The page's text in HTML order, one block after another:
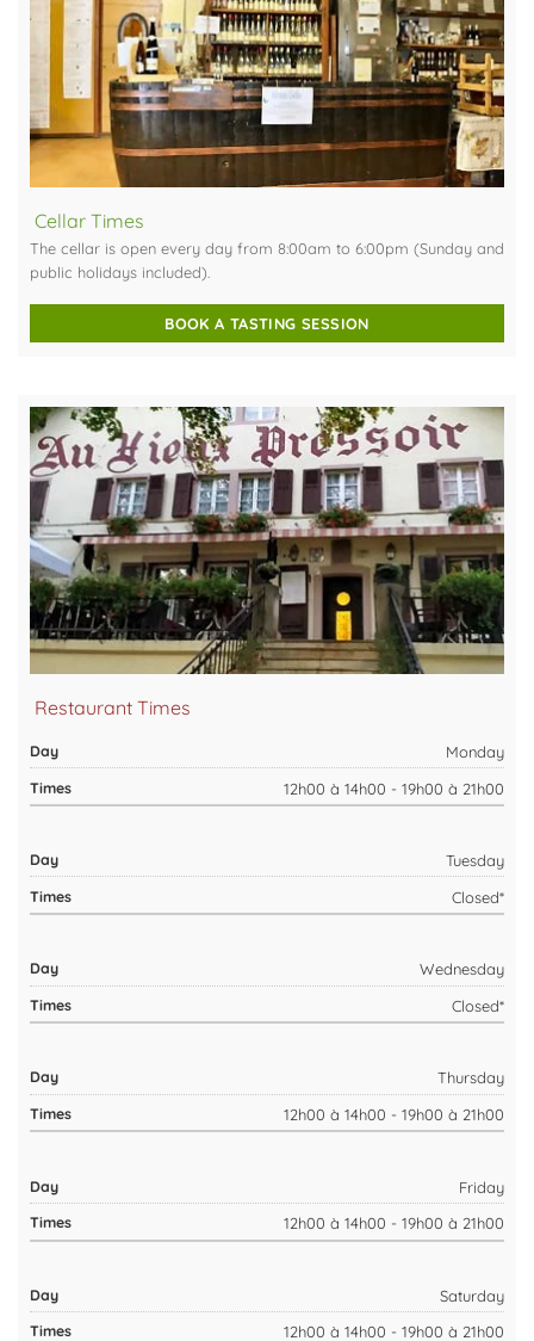
Cellar Times
The cellar is open every day from 8:00am to 6:00pm (Sunday and
public holidays included).
BOOK A TASTING SESSION
Restaurant Times
Monday
12h00 à 14h00 - 19h00 à 21h00
Tuesday
Closed*
Wednesday
Closed*
Thursday
12h00 à 14h00 - 19h00 à 21h00
Friday
12h00 à 14h00 - 19h00 à 21h00
Saturday
12h00 à 14h00 - 19h00 à 21h00